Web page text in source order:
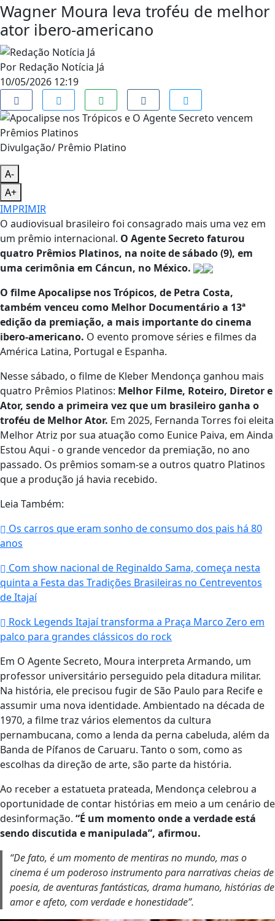
Wagner Moura leva troféu de melhor
ator ibero-americano
Por Redação Notícia Já
10/05/2026 12:19
Divulgação/ Prêmio Platino
A-
A+
IMPRIMIR
O audiovisual brasileiro foi consagrado mais uma vez em
um prêmio internacional. O Agente Secreto faturou
quatro Prêmios Platinos, na noite de sábado (9), em
uma cerimônia em Cáncun, no México.
O filme Apocalipse nos Trópicos, de Petra Costa,
também venceu como Melhor Documentário a 13ª
edição da premiação, a mais importante do cinema
ibero-americano. O evento promove séries e filmes da
América Latina, Portugal e Espanha.
Nesse sábado, o filme de Kleber Mendonça ganhou mais
quatro Prêmios Platinos: Melhor Filme, Roteiro, Diretor e
Ator, sendo a primeira vez que um brasileiro ganha o
troféu de Melhor Ator. Em 2025, Fernanda Torres foi eleita
Melhor Atriz por sua atuação como Eunice Paiva, em Ainda
Estou Aqui - o grande vencedor da premiação, no ano
passado. Os prêmios somam-se a outros quatro Platinos
que a produção já havia recebido.
Leia Também:
Os carros que eram sonho de consumo dos pais há 80
anos
Com show nacional de Reginaldo Sama, começa nesta
quinta a Festa das Tradições Brasileiras no Centreventos
de Itajaí
Rock Legends Itajaí transforma a Praça Marco Zero em
palco para grandes clássicos do rock
Em O Agente Secreto, Moura interpreta Armando, um
professor universitário perseguido pela ditadura militar.
Na história, ele precisou fugir de São Paulo para Recife e
assumir uma nova identidade. Ambientado na década de
1970, a filme traz vários elementos da cultura
pernambucana, como a lenda da perna cabeluda, além da
Banda de Pífanos de Caruaru. Tanto o som, como as
escolhas da direção de arte, são parte da história.
Ao receber a estatueta prateada, Mendonça celebrou a
oportunidade de contar histórias em meio a um cenário de
desinformação. “É um momento onde a verdade está
sendo discutida e manipulada”, afirmou.
“De fato, é um momento de mentiras no mundo, mas o
cinema é um poderoso instrumento para narrativas cheias de
poesia, de aventuras fantásticas, drama humano, histórias de
amor e afeto, com verdade e honestidade”.